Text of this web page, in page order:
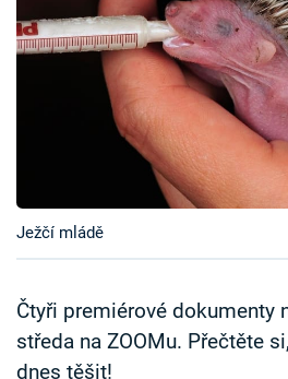
Témata
TV Program
Sledujte prima+
Přihlášení
Ježčí mládě
Čtyři premiérové dokumenty
středa na ZOOMu. Přečtěte
dnes těšit!